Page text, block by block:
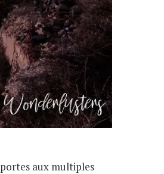
portes aux multiples